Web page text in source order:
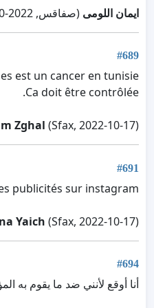
ايمان اللومى (صفاقس, 2022-10-17)
#689
est un cancer en tunisie.
Ca doit être contrôlée.
Zghal (Sfax, 2022-10-17)
#691
publicités sur instagram
Yaich (Sfax, 2022-10-17)
#694
أنا أوقع لأنني ضد ما يقوم به